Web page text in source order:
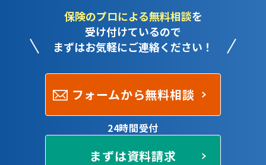
保険のプロによる無料相談を
受け付けているので
まずはお気軽にご連絡ください！
フォームから無料相談
24時間受付
まずは資料請求